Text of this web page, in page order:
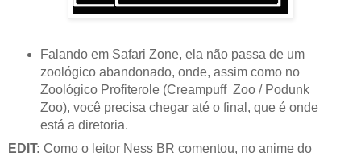
Falando em Safari Zone, ela não passa de um
zoológico abandonado, onde, assim como no
Zoológico Profiterole (Creampuff Zoo / Podunk
Zoo), você precisa chegar até o final, que é onde
está a diretoria.
EDIT: Como o leitor Ness BR comentou, no anime do